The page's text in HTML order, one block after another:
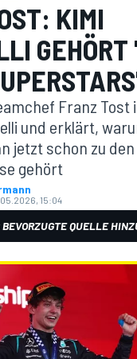
KIMI
GEHÖRT
Franz
und erklärt,
jetzt schon zu
gehört
15:04
QUELLE